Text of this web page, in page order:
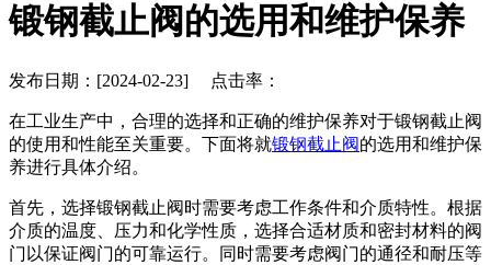
锻钢截止阀的选用和维护保养
发布日期：[2024-02-23] 点击率：
在工业生产中，合理的选择和正确的维护保养对于锻钢截止阀
的使用和性能至关重要。下面将就锻钢截止阀的选用和维护保
养进行具体介绍。
首先，选择锻钢截止阀时需要考虑工作条件和介质特性。根据
介质的温度、压力和化学性质，选择合适材质和密封材料的阀
门以保证阀门的可靠运行。同时需要考虑阀门的通径和耐压等